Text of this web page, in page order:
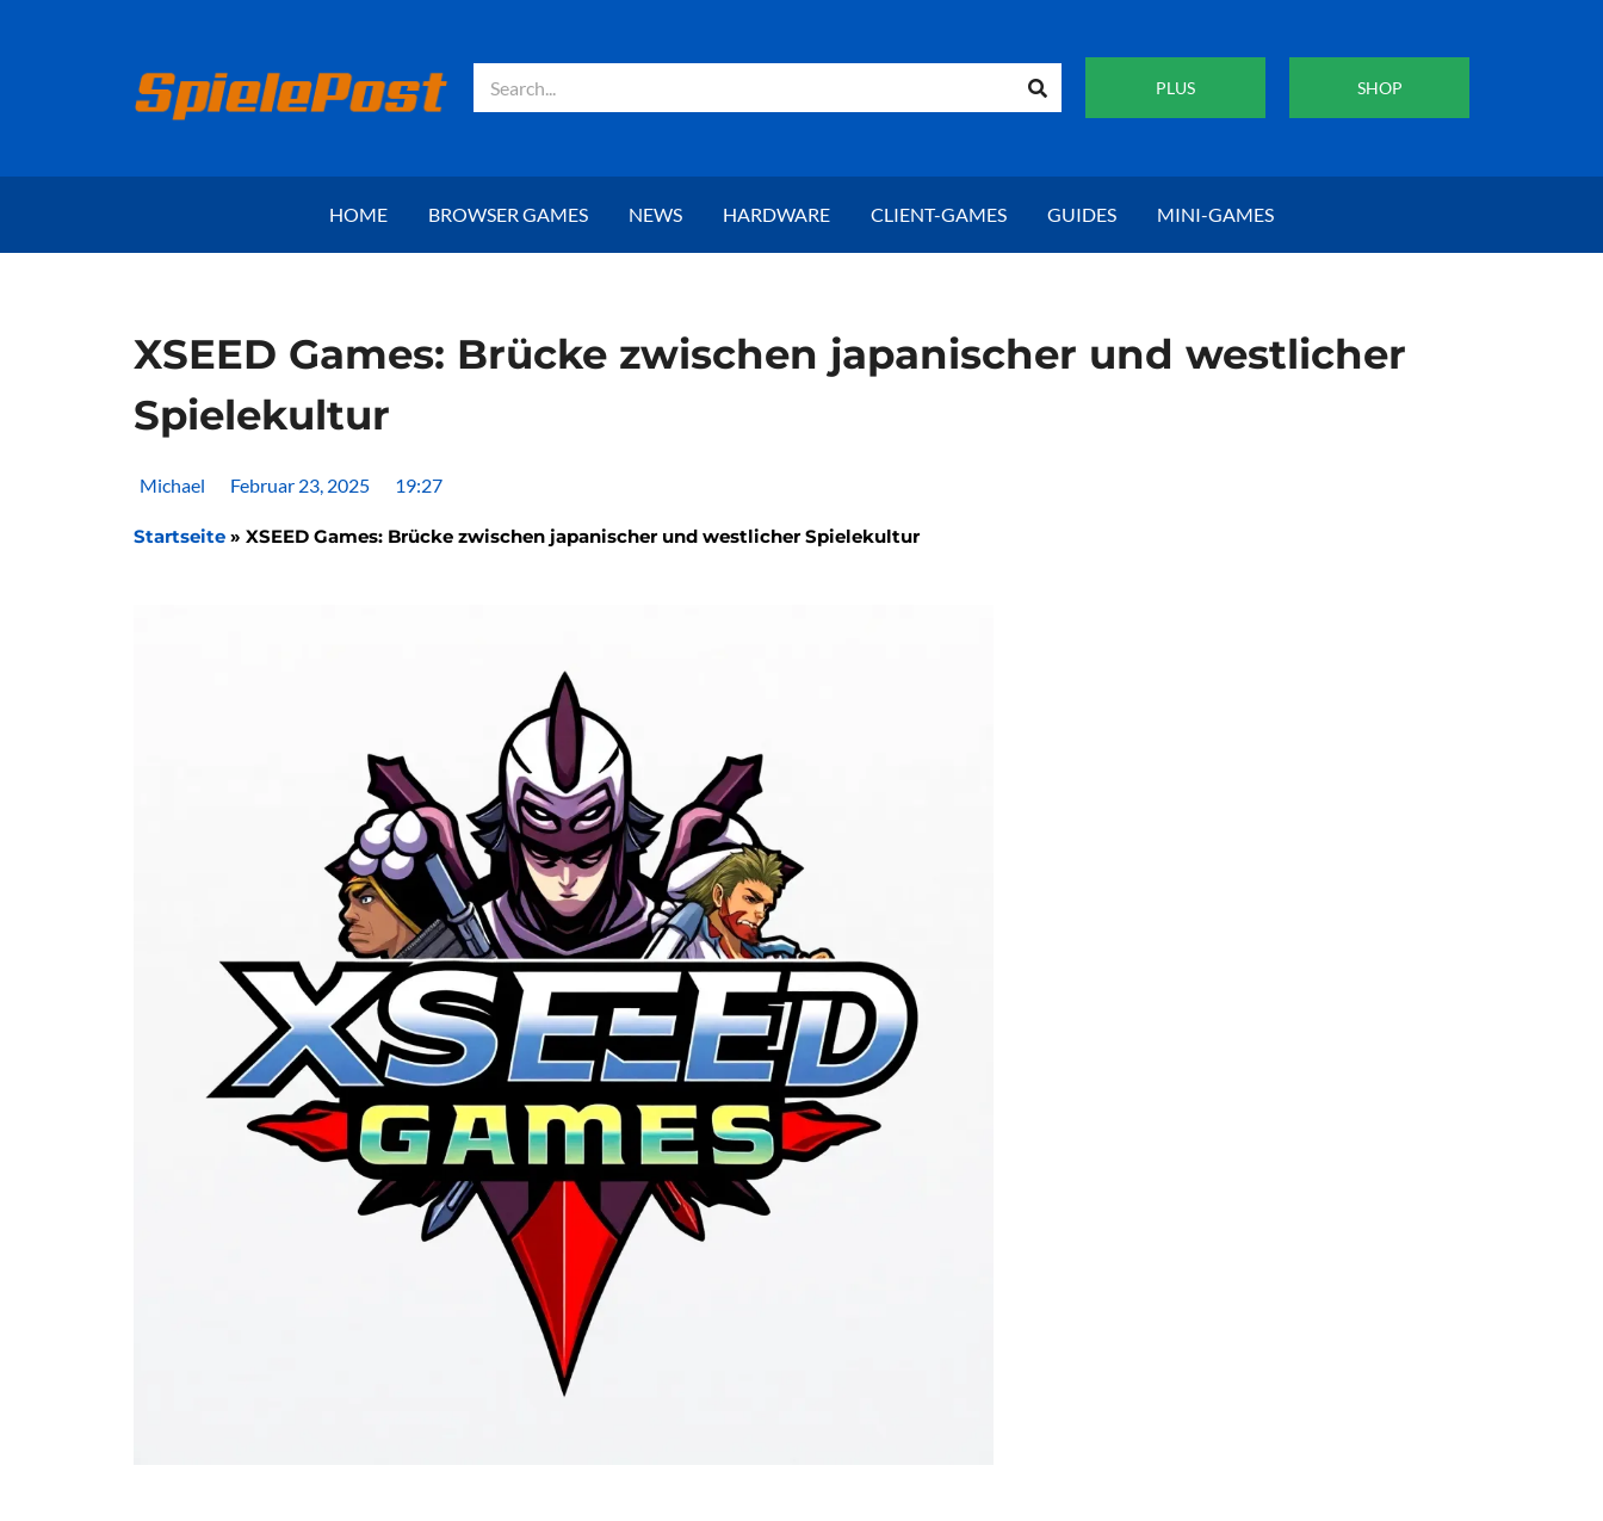
Suche PLUS SHOP
HOME BROWSER GAMES NEWS HARDWARE CLIENT-GAMES GUIDES MINI-GAMES
XSEED Games: Brücke zwischen japanischer und westlicher
Spielekultur
Michael Februar 23, 2025 19:27
Startseite » XSEED Games: Brücke zwischen japanischer und westlicher Spielekultur